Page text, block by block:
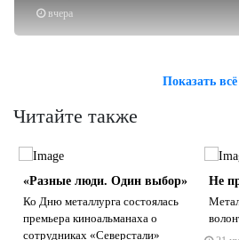
вчера
Показать всё
Читайте также
«Разные люди. Один выбор»
Ко Дню металлурга состоялась
премьера киноальманаха о
сотрудниках «Северстали»
Не